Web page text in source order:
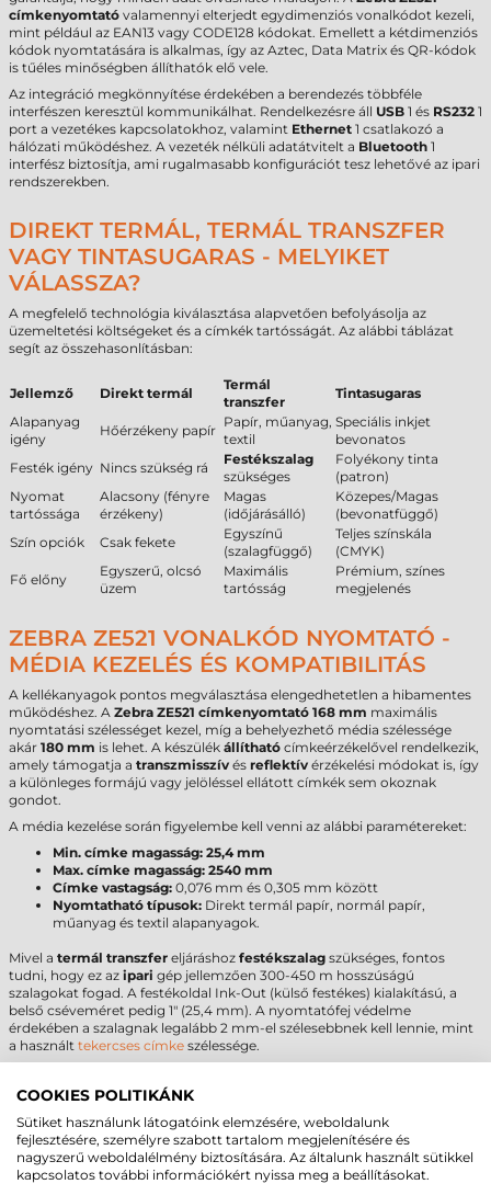
címkenyomtató valamennyi elterjedt egydimenziós vonalkódot kezeli,
mint például az EAN13 vagy CODE128 kódokat. Emellett a kétdimenziós
kódok nyomtatására is alkalmas, így az Aztec, Data Matrix és QR-kódok
is tűéles minőségben állíthatók elő vele.
Az integráció megkönnyítése érdekében a berendezés többféle
interfészen keresztül kommunikálhat. Rendelkezésre áll USB 1 és RS232 1
port a vezetékes kapcsolatokhoz, valamint Ethernet 1 csatlakozó a
hálózati működéshez. A vezeték nélküli adatátvitelt a Bluetooth 1
interfész biztosítja, ami rugalmasabb konfigurációt tesz lehetővé az ipari
rendszerekben.
DIREKT TERMÁL, TERMÁL TRANSZFER
VAGY TINTASUGARAS - MELYIKET
VÁLASSZA?
A megfelelő technológia kiválasztása alapvetően befolyásolja az
üzemeltetési költségeket és a címkék tartósságát. Az alábbi táblázat
segít az összehasonlításban:
Jellemző Direkt termál
Termál
transzfer
Tintasugaras
Alapanyag
igény
Hőérzékeny papír
Papír, műanyag,
textil
Speciális inkjet
bevonatos
Festék igény Nincs szükség rá
Festékszalag
szükséges
Folyékony tinta
(patron)
Nyomat
tartóssága
Alacsony (fényre
érzékeny)
Magas
(időjárásálló)
Közepes/Magas
(bevonatfüggő)
Szín opciók
Csak fekete
Egyszínű
(szalagfüggő)
Teljes színskála
(CMYK)
Fő előny
Egyszerű, olcsó
üzem
Maximális
tartósság
Prémium, színes
megjelenés
ZEBRA ZE521 VONALKÓD NYOMTATÓ -
MÉDIA KEZELÉS ÉS KOMPATIBILITÁS
A kellékanyagok pontos megválasztása elengedhetetlen a hibamentes
működéshez. A Zebra ZE521 címkenyomtató 168 mm maximális
nyomtatási szélességet kezel, míg a behelyezhető média szélessége
akár 180 mm is lehet. A készülék állítható címkeérzékelővel rendelkezik,
amely támogatja a transzmisszív és reflektív érzékelési módokat is, így
a különleges formájú vagy jelöléssel ellátott címkék sem okoznak
gondot.
A média kezelése során figyelembe kell venni az alábbi paramétereket:
Min. címke magasság: 25,4 mm
Max. címke magasság: 2540 mm
Címke vastagság: 0,076 mm és 0,305 mm között
Nyomtatható típusok: Direkt termál papír, normál papír,
műanyag és textil alapanyagok.
Mivel a termál transzfer eljáráshoz festékszalag szükséges, fontos
tudni, hogy ez az ipari gép jellemzően 300-450 m hosszúságú
szalagokat fogad. A festékoldal Ink-Out (külső festékes) kialakítású, a
belső cséveméret pedig 1" (25,4 mm). A nyomtatófej védelme
érdekében a szalagnak legalább 2 mm-el szélesebbnek kell lennie, mint
a használt tekercses címke szélessége.
ZEBRA ZE521 CÍMKENYOMTATÓ -
MŰSZAKI PARAMÉTEREK
Az alábbi táblázat összefoglalja a Zebra ZE521 címkenyomtató
legfontosabb műszaki adatait a gyorsabb áttekinthetőség érdekében:
COOKIES POLITIKÁNK
Sütiket használunk látogatóink elemzésére, weboldalunk
fejlesztésére, személyre szabott tartalom megjelenítésére és
nagyszerű weboldalélmény biztosítására. Az általunk használt sütikkel
kapcsolatos további információkért nyissa meg a beállításokat.